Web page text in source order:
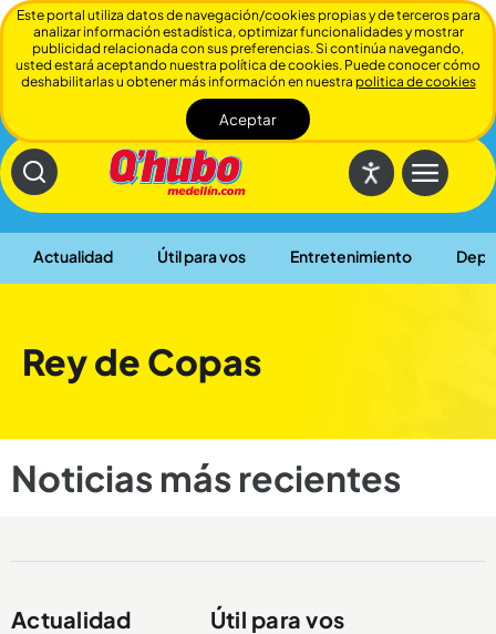
Actualidad Útil para vos Entretenimiento
Cerrar
Rey de Copas
Noticias más recientes
Actualidad Útil para vos
Este portal utiliza datos de navegación/cookies propias y de terceros para
analizar información estadística, optimizar funcionalidades y mostrar
publicidad relacionada con sus preferencias. Si continúa navegando,
usted estará aceptando nuestra política de cookies. Puede conocer cómo
deshabilitarlas u obtener más información en nuestra politica de cookies
Aceptar